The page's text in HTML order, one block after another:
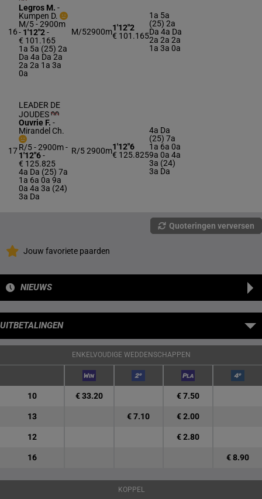
16
Legros M. -
Kumpen D.
M/5 - 2900m
- 1'12"2-
€ 101.165
1a 5a (25) 2a
Da 4a Da 2a
2a 2a 1a 3a
0a
M/52900m1'12"2
€ 101.165
1a 5a
(25) 2a
Da 4a Da
2a 2a 2a
1a 3a 0a
17
LEADER DE
JOUDES
Ouvrie F. -
Mirandel Ch.
R/5 - 2900m-
1'12"6-
€ 125.825
4a Da (25) 7a
1a 6a 0a 9a
0a 4a 3a (24)
3a Da
R/52900m1'12"6
€ 125.825
4a Da
(25) 7a
1a 6a 0a
9a 0a 4a
3a (24)
3a Da
Quoteringen verversen
Jouw favoriete paarden
NIEUWS
UITBETALINGEN
ENKELVOUDIGE WEDDENSCHAPPEN
10 € 33.20 € 7.50
13 € 7.10 € 2.00
12 € 2.80
16 € 8.90
KOPPEL